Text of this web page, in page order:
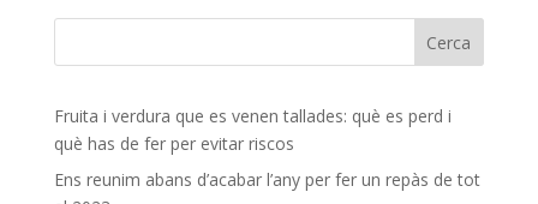
Fruita i verdura que es venen tallades: què es perd i
què has de fer per evitar riscos
Ens reunim abans d’acabar l’any per fer un repàs de tot